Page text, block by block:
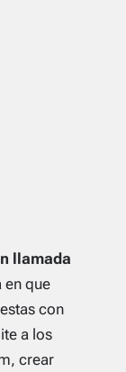
llamada
en que
con
a los
crear